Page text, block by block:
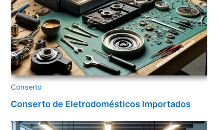
Conserto
Conserto de Eletrodomésticos Importados